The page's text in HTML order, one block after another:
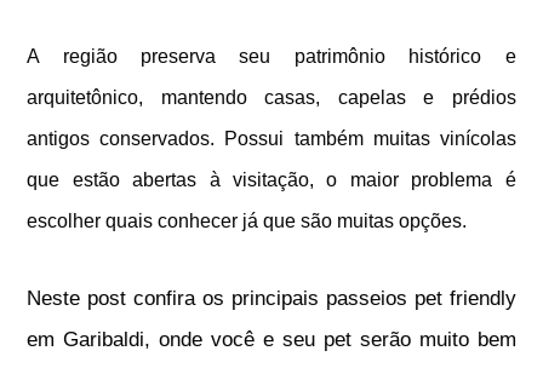
A região preserva seu patrimônio histórico e
arquitetônico, mantendo casas, capelas e prédios
antigos conservados. Possui também muitas vinícolas
que estão abertas à visitação, o maior problema é
escolher quais conhecer já que são muitas opções.
Neste post confira os principais passeios pet friendly
em Garibaldi, onde você e seu pet serão muito bem